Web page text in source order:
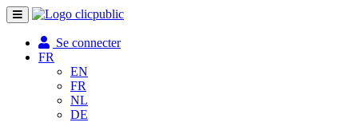
Toggle
navigation
Se connecter
FR
EN
FR
NL
DE